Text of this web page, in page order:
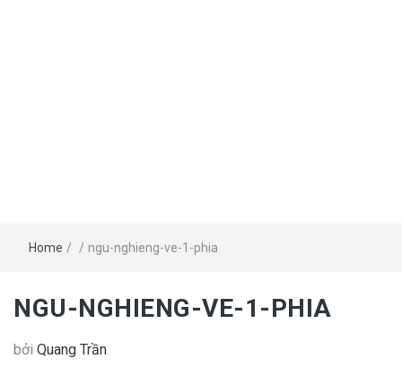
Home / / ngu-nghieng-ve-1-phia
NGU-NGHIENG-VE-1-PHIA
bởi Quang Trần